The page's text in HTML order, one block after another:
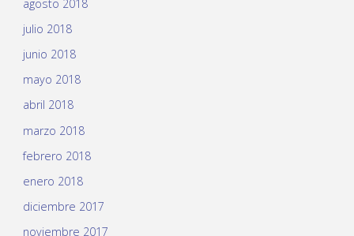
agosto 2018
julio 2018
junio 2018
mayo 2018
abril 2018
marzo 2018
febrero 2018
enero 2018
diciembre 2017
noviembre 2017